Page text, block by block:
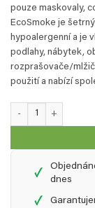
pouze maskovaly,
EcoSmoke je
hypoalergenní a je
podlahy, nábytek,
rozprašovače/
použití a nabízí
Odstranění zápachu
✓
dnes
✓